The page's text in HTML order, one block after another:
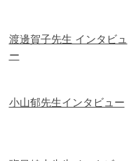
渡邊賀子先生 インタビュ
ー
小山郁先生インタビュー